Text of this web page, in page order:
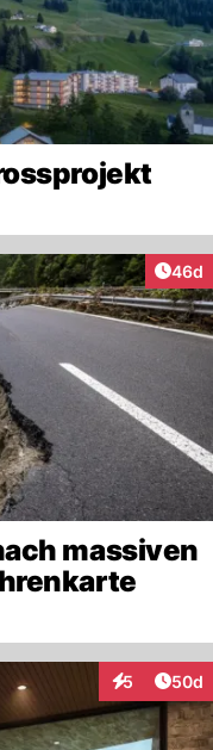
46d
massiven
5
Interaktionen
50d